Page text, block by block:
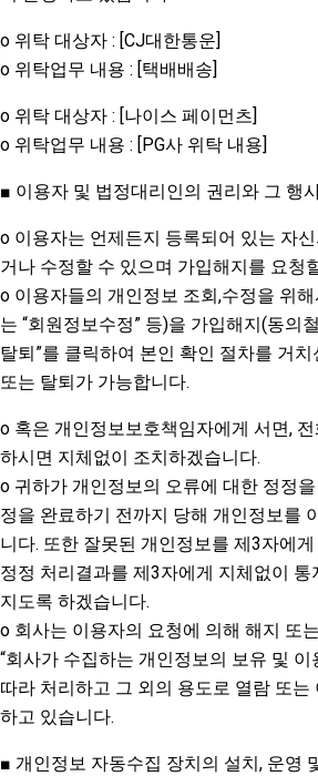
o 위탁 대상자 : [CJ대한통운]
o 위탁업무 내용 : [택배배송]
o 위탁 대상자 : [나이스 페이먼츠]
o 위탁업무 내용 : [PG사 위탁 내용]
■ 이용자 및 법정대리인의 권리와 그 행
o 이용자는 언제든지 등록되어 있는 자
거나 수정할 수 있으며 가입해지를 요청
o 이용자들의 개인정보 조회,수정을 위해
는 “회원정보수정” 등)을 가입해지(동의
탈퇴”를 클릭하여 본인 확인 절차를 거
또는 탈퇴가 가능합니다.
o 혹은 개인정보보호책임자에게 서면,
하시면 지체없이 조치하겠습니다.
o 귀하가 개인정보의 오류에 대한 정정
정을 완료하기 전까지 당해 개인정보를
니다. 또한 잘못된 개인정보를 제3자에
정정 처리결과를 제3자에게 지체없이 통
지도록 하겠습니다.
o 회사는 이용자의 요청에 의해 해지 또
“회사가 수집하는 개인정보의 보유 및 이
따라 처리하고 그 외의 용도로 열람 또는
하고 있습니다.
■ 개인정보 자동수집 장치의 설치, 운영